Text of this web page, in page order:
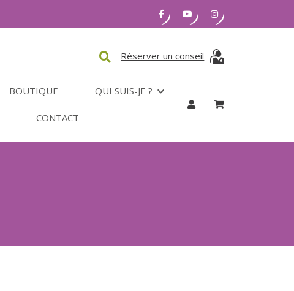
Réserver un conseil
BOUTIQUE QUI SUIS-JE ?
CONTACT